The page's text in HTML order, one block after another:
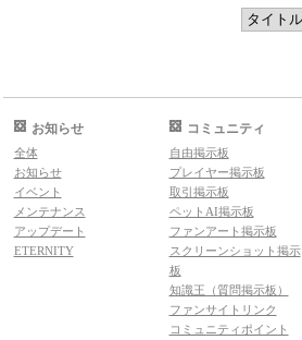
お知らせ
全体
お知らせ
イベント
メンテナンス
アップデート
ETERNITY
コミュニティ
自由掲示板
プレイヤー掲示板
取引掲示板
ペットAI掲示板
ファンアート掲示板
スクリーンショット掲示
板
知識王（質問掲示板）
ファンサイトリンク
コミュニティポイント